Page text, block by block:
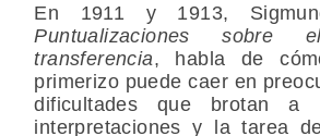
En 1911 y 1913,
Puntualizaciones
transferencia, habla de
primerizo puede caer en
dificultades que brotan
interpretaciones y la tarea